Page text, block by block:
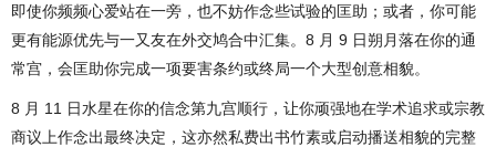
即使你频频心爱站在一旁，也不妨作念些试验的匡助；或者，你可能
更有能源优先与一又友在外交鸠合中汇集。8 月 9 日朔月落在你的通
常宫，会匡助你完成一项要害条约或终局一个大型创意相貌。
8 月 11 日水星在你的信念第九宫顺行，让你顽强地在学术追求或宗教
商议上作念出最终决定，这亦然私费出书竹素或启动播送相貌的完整